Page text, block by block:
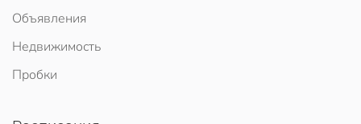
Объявления
Недвижимость
Пробки